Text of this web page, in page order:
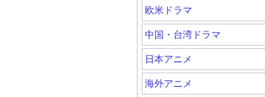
欧米ドラマ
中国・台湾ドラマ
日本アニメ
海外アニメ